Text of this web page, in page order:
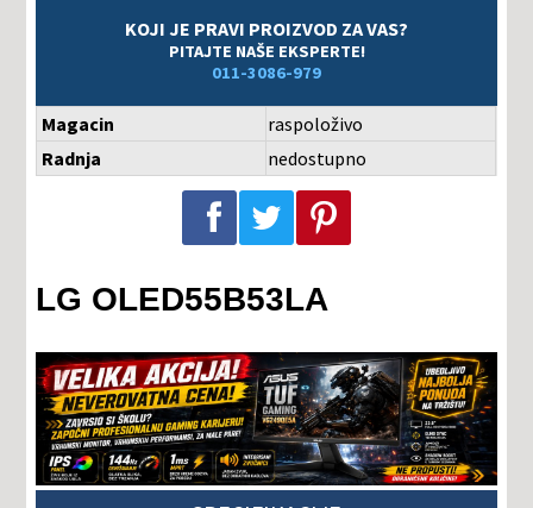
KOJI JE PRAVI PROIZVOD ZA VAS?
PITAJTE NAŠE EKSPERTE!
011-3086-979
Magacin
raspoloživo
Radnja
nedostupno
Podeli na Facebook-u Podeli na Twitter-u Podeli na Pinterest-u
LG OLED55B53LA